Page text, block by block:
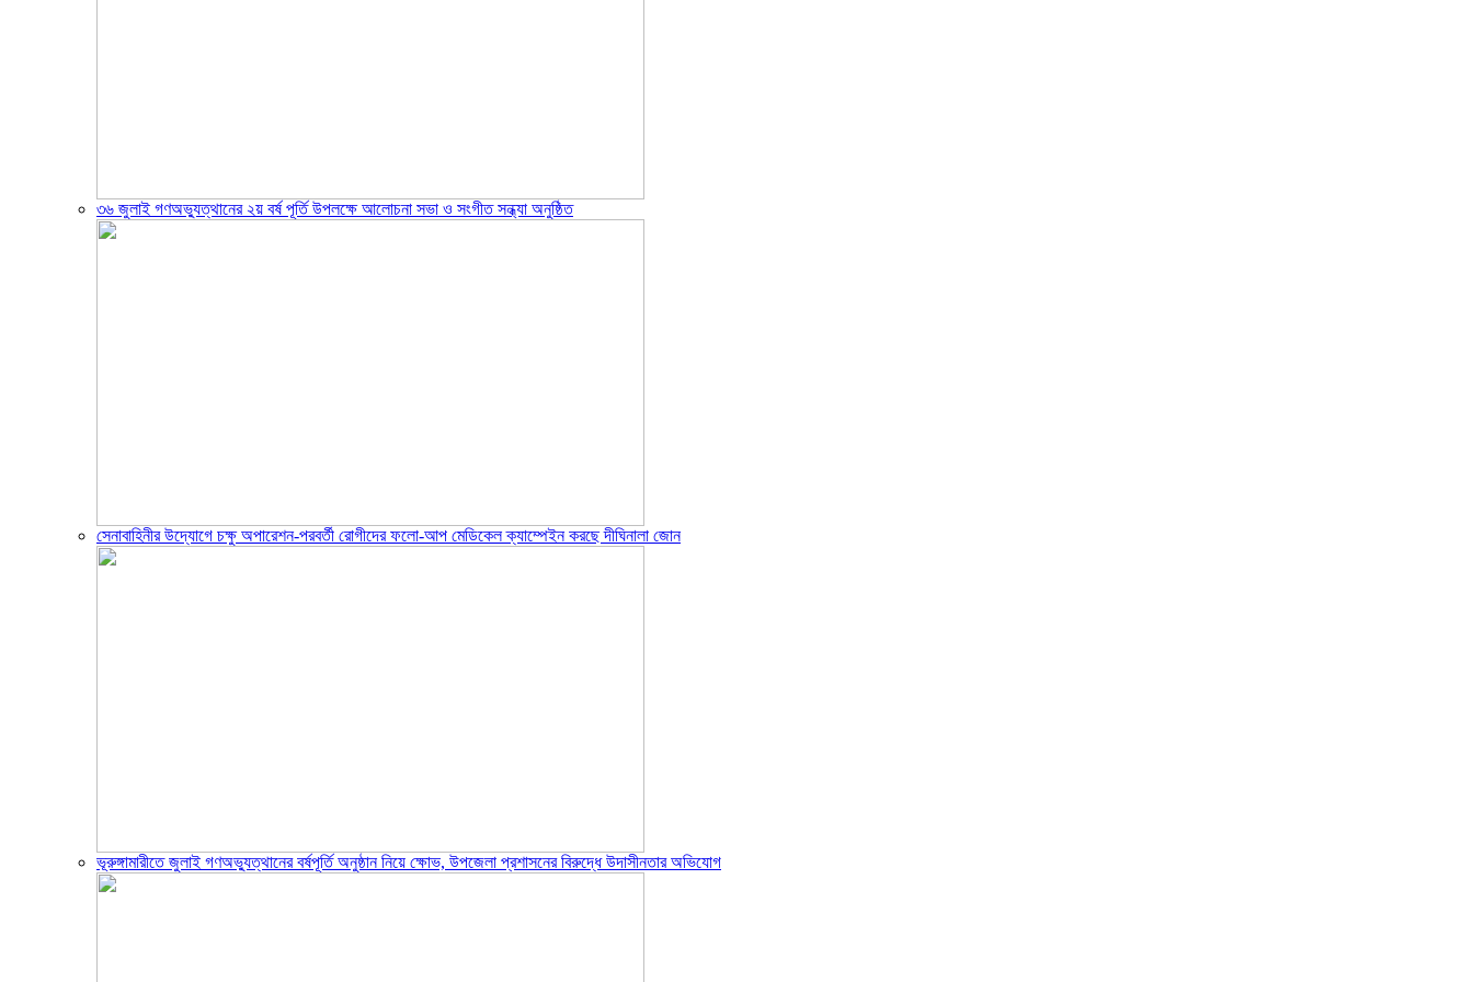
৩৬ জুলাই গণঅভ্যুত্থানের ২য় বর্ষ পূর্তি উপলক্ষে আলোচনা সভা ও সংগীত সন্ধ্যা অনুষ্ঠিত
সেনাবাহিনীর উদ্যোগে চক্ষু অপারেশন-পরবর্তী রোগীদের ফলো-আপ মেডিকেল ক্যাম্পেইন করছে দীঘিনালা জোন
ভূরুঙ্গামারীতে জুলাই গণঅভ্যুত্থানের বর্ষপূর্তি অনুষ্ঠান নিয়ে ক্ষোভ, উপজেলা প্রশাসনের বিরুদ্ধে উদাসীনতার অভিযোগ